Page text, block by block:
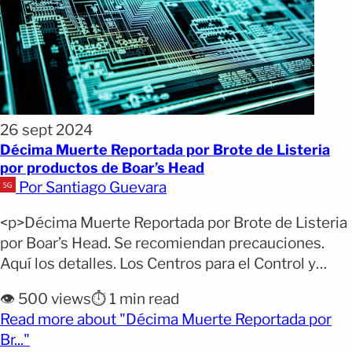
26 sept 2024
Décima Muerte Reportada por Brote de Listeria
por productos de Boar’s Head
Por Santiago Guevara
<p>Décima Muerte Reportada por Brote de Listeria
por Boar’s Head. Se recomiendan precauciones.
Aquí los detalles. Los Centros para el Control y
confirmado una décima muerte vinculada a un
brote de listeria asociado al consumo de carne de la
marca Boar’s Head. La reciente víctima, residente
👁️ 500 views⏱️ 1 min read
Read more about "Décima Muerte Reportada por
Br..."